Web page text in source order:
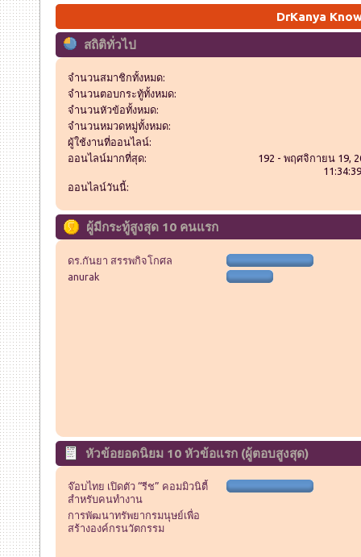
DrKanya
สถิติทั่วไป
จำนวนสมาชิกทั้งหมด:
จำนวนตอบกระทู้ทั้งหมด:
จำนวนหัวข้อทั้งหมด:
จำนวนหมวดหมู่ทั้งหมด:
ผู้ใช้งานที่ออนไลน์:
ออนไลน์มากที่สุด:
192 - พฤศจิกายน 19,
ออนไลน์วันนี้:
ผู้มีกระทู้สูงสุด 10 คนแรก
ดร.กันยา สรรพกิจโกศล
anurak
หัวข้อยอดนิยม 10 หัวข้อแรก (ผู้ตอบสูงสุด)
จ๊อบไทย เปิดตัว “รีช” คอมมิวนิตี้
สำหรับคนทำงาน
การพัฒนาทรัพยากรมนุษย์เพื่อ
สร้างองค์กรนวัตกรรม